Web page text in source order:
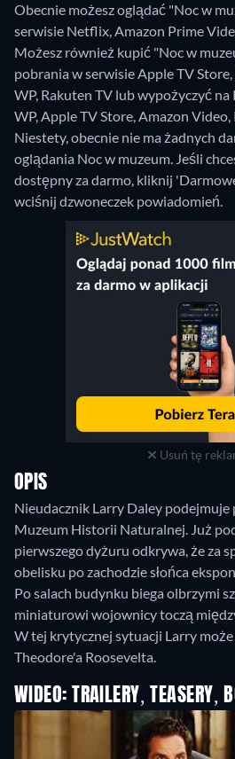
Obecnie możesz oglądać "Noc w
serwisie Netflix, Amazon Prime
Możesz również kupić "Noc w
pobrania w serwisie Apple TV
WP, Rakuten TV lub wypożyczyć
WP, Apple TV Store, Amazon
Niestety, obecnie nie ma żadnych
oglądania Noc w muzeum. Jeśli
dostępny za darmo, kliknij
wciśnij dzwoneczek powiadomień.
Usuń tę
OPIS
Nieudacznik Larry Daley
Muzeum Historii Naturalnej. Już
pierwszego dyżuru odkrywa, że za
obelisku po zachodzie słońca
Po salach budynku biega olbrzymi
miniaturowi wojownicy toczą
W tej krytycznej sytuacji Larry
Theodore'a Roosevelta.
WIDEO: TRAILERY, TEASERY,